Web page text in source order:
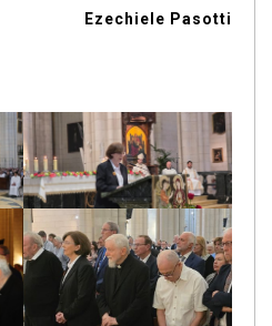
Ezechiele Pasotti